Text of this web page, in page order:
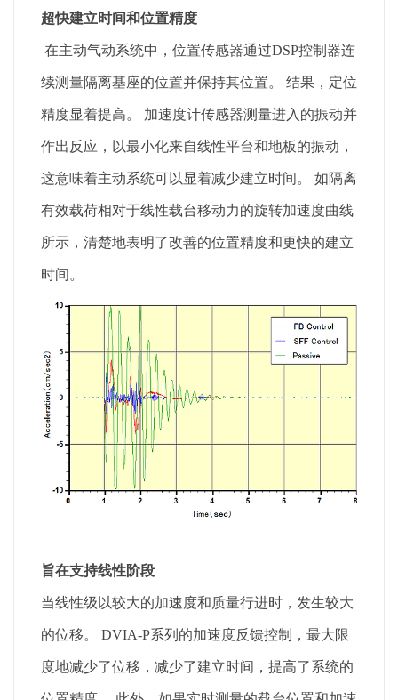
超快建立时间和位置精度
在主动气动系统中，位置传感器通过DSP控制器连
续测量隔离基座的位置并保持其位置。 结果，定位
精度显着提高。 加速度计传感器测量进入的振动并
作出反应，以最小化来自线性平台和地板的振动，
这意味着主动系统可以显着减少建立时间。 如隔离
有效载荷相对于线性载台移动力的旋转加速度曲线
所示，清楚地表明了改善的位置精度和更快的建立
时间。
旨在支持线性阶段
当线性级以较大的加速度和质量行进时，发生较大
的位移。 DVIA-P系列的加速度反馈控制，最大限
度地减少了位移，减少了建立时间，提高了系统的